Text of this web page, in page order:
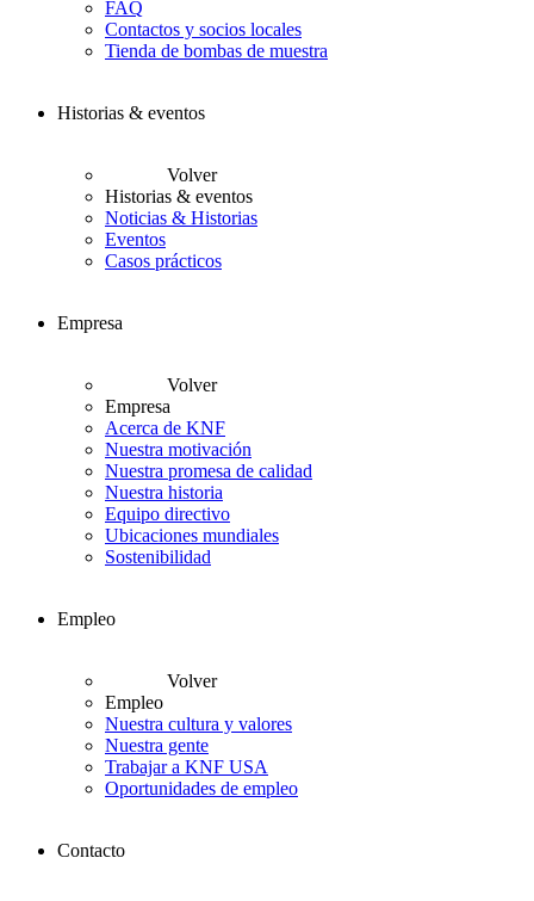
FAQ
Contactos y socios locales
Tienda de bombas de muestra
Historias & eventos
Volver
Historias & eventos
Noticias & Historias
Eventos
Casos prácticos
Empresa
Volver
Empresa
Acerca de KNF
Nuestra motivación
Nuestra promesa de calidad
Nuestra historia
Equipo directivo
Ubicaciones mundiales
Sostenibilidad
Empleo
Volver
Empleo
Nuestra cultura y valores
Nuestra gente
Trabajar a KNF USA
Oportunidades de empleo
Contacto